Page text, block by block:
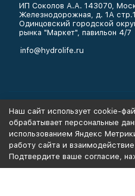
ИП Соколов А.А. 143070,
Железнодорожная, д. 1А
Одинцовский городской
рынка "Маркет", павильон 4/7
info@hydrolife.ru
Информация
Политика персональных данных
Наш сайт использует cookie-
обрабатывает персональные
использованием Яндекс
работу сайта и
Подтвердите ваше согласие,